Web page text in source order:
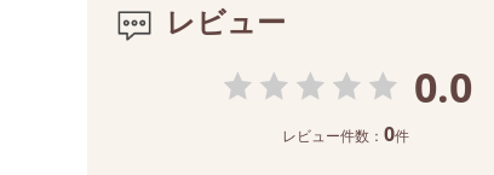
レビュー
0.0
レビュー件数： 0件